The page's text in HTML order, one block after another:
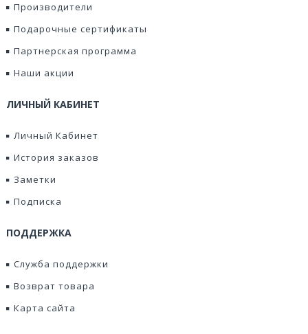
Производители
Подарочные сертификаты
Партнерская программа
Наши акции
ЛИЧНЫЙ КАБИНЕТ
Личный Кабинет
История заказов
Заметки
Подписка
ПОДДЕРЖКА
Служба поддержки
Возврат товара
Карта сайта